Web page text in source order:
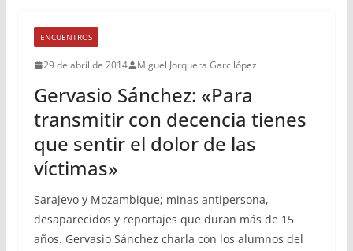
ENCUENTROS
29 de abril de 2014 Miguel Jorquera Garcilópez
Gervasio Sánchez: «Para
transmitir con decencia tienes
que sentir el dolor de las
víctimas»
Sarajevo y Mozambique; minas antipersona,
desaparecidos y reportajes que duran más de 15
años. Gervasio Sánchez charla con los alumnos del